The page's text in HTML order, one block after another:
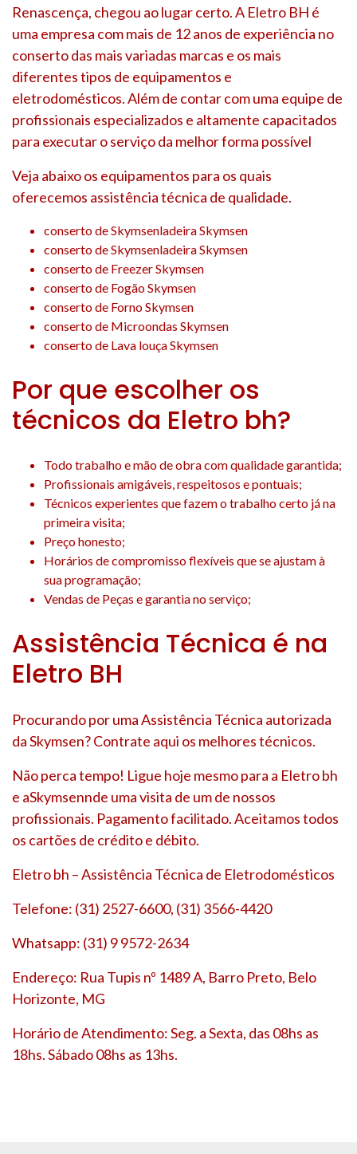
Renascença, chegou ao lugar certo. A Eletro BH é
uma empresa com mais de 12 anos de experiência no
conserto das mais variadas marcas e os mais
diferentes tipos de equipamentos e
eletrodomésticos. Além de contar com uma equipe de
profissionais especializados e altamente capacitados
para executar o serviço da melhor forma possível
Veja abaixo os equipamentos para os quais
oferecemos assistência técnica de qualidade.
conserto de Skymsenladeira Skymsen
conserto de Skymsenladeira Skymsen
conserto de Freezer Skymsen
conserto de Fogão Skymsen
conserto de Forno Skymsen
conserto de Microondas Skymsen
conserto de Lava louça Skymsen
Por que escolher os
técnicos da Eletro bh?
Todo trabalho e mão de obra com qualidade garantida;
Profissionais amigáveis, respeitosos e pontuais;
Técnicos experientes que fazem o trabalho certo já na
primeira visita;
Preço honesto;
Horários de compromisso flexíveis que se ajustam à
sua programação;
Vendas de Peças e garantia no serviço;
Assistência Técnica é na
Eletro BH
Procurando por uma Assistência Técnica autorizada
da Skymsen? Contrate aqui os melhores técnicos.
Não perca tempo! Ligue hoje mesmo para a Eletro bh
e aSkymsennde uma visita de um de nossos
profissionais. Pagamento facilitado. Aceitamos todos
os cartões de crédito e débito.
Eletro bh – Assistência Técnica de Eletrodomésticos
Telefone: (31) 2527-6600, (31) 3566-4420
Whatsapp: (31) 9 9572-2634
Endereço: Rua Tupis nº 1489 A, Barro Preto, Belo
Horizonte, MG
Horário de Atendimento: Seg. a Sexta, das 08hs as
18hs. Sábado 08hs as 13hs.